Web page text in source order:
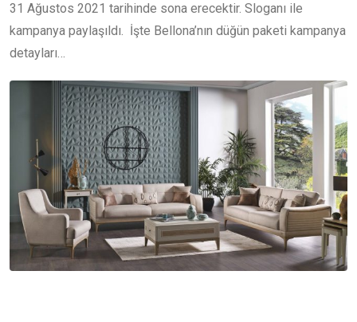
31 Ağustos 2021 tarihinde sona erecektir. Sloganı ile
kampanya paylaşıldı. İşte Bellona’nın düğün paketi kampanya
detayları…